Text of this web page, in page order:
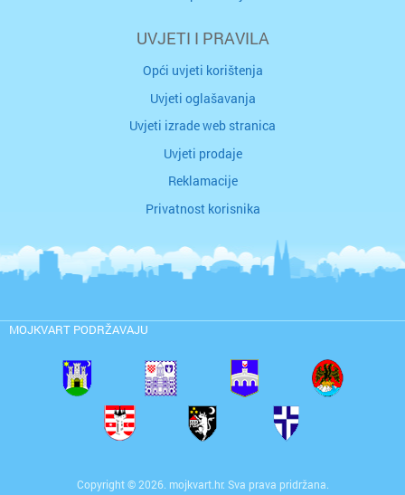
UVJETI I PRAVILA
Opći uvjeti korištenja
Uvjeti oglašavanja
Uvjeti izrade web stranica
Uvjeti prodaje
Reklamacije
Privatnost korisnika
MOJKVART PODRŽAVAJU
Copyright © 2026. mojkvart.hr. Sva prava pridržana.